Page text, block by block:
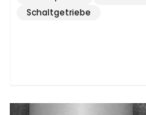
Schaltgetriebe